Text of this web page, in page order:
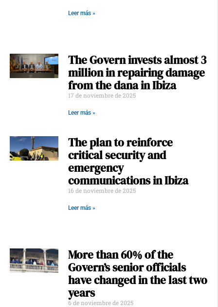
Leer más »
The Govern invests almost 3
million in repairing damage
from the dana in Ibiza
17 de noviembre de 2025
Leer más »
The plan to reinforce
critical security and
emergency
communications in Ibiza
16 de noviembre de 2025
Leer más »
More than 60% of the
Govern’s senior officials
have changed in the last two
years
6 de noviembre de 2025